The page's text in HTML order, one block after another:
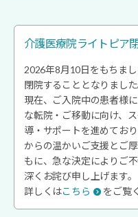
介護医療院ライトピア
2026年8月10日をもちまし
閉院することとなりました
現在、ご入院中の患者様
な転院・ご移動に向け、
導・サポートを進めてお
からの温かいご支援とご
もに、急な決定によりご
深くお詫び申し上げます。
詳しくはこちら をご覧